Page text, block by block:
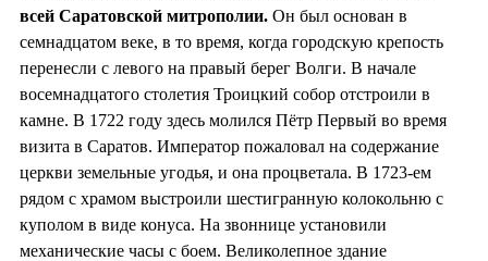
всей Саратовской митрополии. Он был основан в
семнадцатом веке, в то время, когда городскую крепость
перенесли с левого на правый берег Волги. В начале
восемнадцатого столетия Троицкий собор отстроили в
камне. В 1722 году здесь молился Пётр Первый во время
визита в Саратов. Император пожаловал на содержание
церкви земельные угодья, и она процветала. В 1723-ем
рядом с храмом выстроили шестигранную колокольню с
куполом в виде конуса. На звоннице установили
механические часы с боем. Великолепное здание